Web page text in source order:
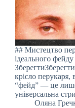
## Мистецтво
ідеального
крісло
“фейд” — це
універсальна
Оляна